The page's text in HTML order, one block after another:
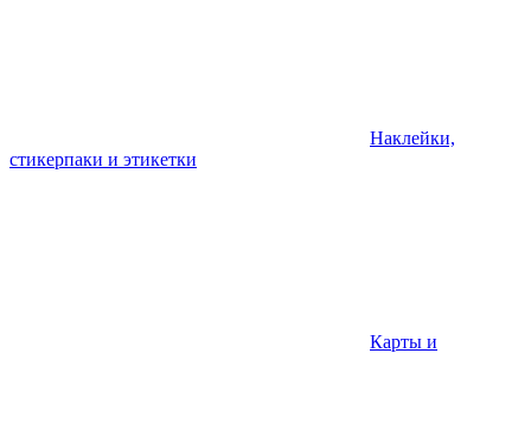
Наклейки,
стикерпаки и этикетки
Карты и